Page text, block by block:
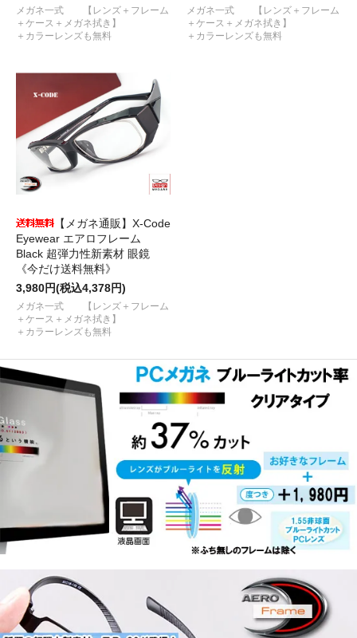
メガネ一式 【レンズ＋フレーム
＋ケース＋メガネ拭き】
＋カラーレンズも無料
メガネ一式 【レンズ＋フレーム
＋ケース＋メガネ拭き】
＋カラーレンズも無料
【メガネ通販】X-Code
Eyewear エアロフレーム
Black 超弾力性新素材 眼鏡
《今だけ送料無料》
3,980円(税込4,378円)
メガネ一式 【レンズ＋フレーム
＋ケース＋メガネ拭き】
＋カラーレンズも無料